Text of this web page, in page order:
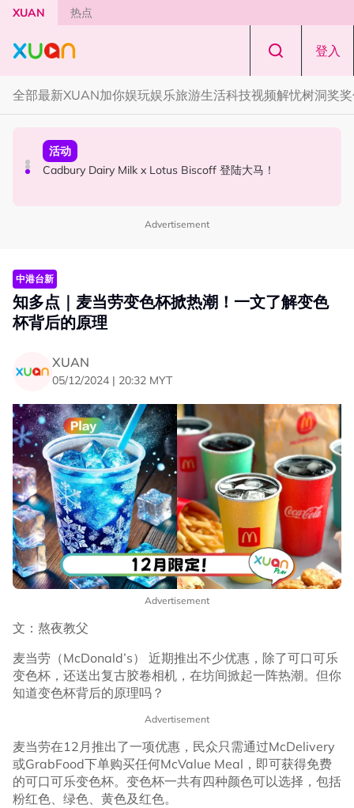
Skip to main content
XUAN 热点
登入
全部最新XUAN加你娱玩娱乐旅游生活科技视频解忧树洞奖
国际星闻
Tom Holland “Spiderman” 替身曝光！“替完蜘蛛人，马上
活动
Cadbury Dairy Milk x Lotus Biscoff 登陆大马！
本地星闻
Henn国贤 “Aunty Henn 脱口秀专场 《笑笑笑笑丧》”！10
Advertisement
中港台新
知多点｜麦当劳变色杯掀热潮！一文了解变色
杯背后的原理
XUAN
05/12/2024 | 20:32 MYT
Advertisement
文：熬夜教父
麦当劳（McDonald’s） 近期推出不少优惠，除了可口可乐
变色杯，还送出复古胶卷相机，在坊间掀起一阵热潮。但你
知道变色杯背后的原理吗？
Advertisement
麦当劳在12月推出了一项优惠，民众只需通过McDelivery
或GrabFood下单购买任何McValue Meal，即可获得免费
的可口可乐变色杯。变色杯一共有四种颜色可以选择，包括
粉红色、绿色、黄色及红色。